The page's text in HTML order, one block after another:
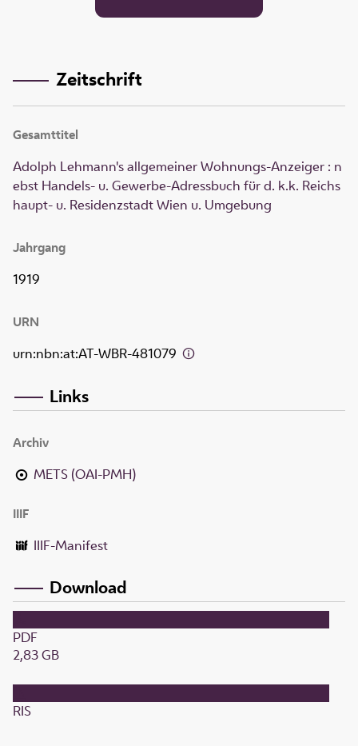
Zeitschrift
Gesamttitel
Adolph Lehmann's allgemeiner Wohnungs-Anzeiger : n
ebst Handels- u. Gewerbe-Adressbuch für d. k.k. Reichs
haupt- u. Residenzstadt Wien u. Umgebung
Jahrgang
1919
URN
urn:nbn:at:AT-WBR-481079
Links
Archiv
METS (OAI-PMH)
IIIF
IIIF-Manifest
Download
PDF
2,83 GB
RIS